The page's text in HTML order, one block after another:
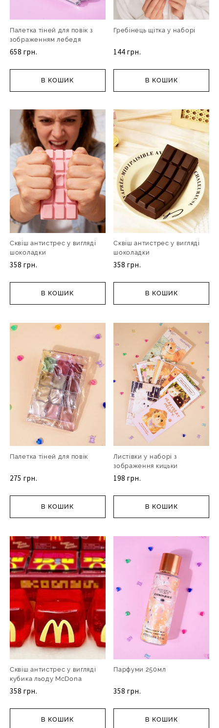
Палетка тіней для повік з
зображенням лебедя
658 грн.
В КОШИК
Гребінець щітка у наборі
144 грн.
В КОШИК
Сквіш антистрес у вигляді
шоколадки
358 грн.
В КОШИК
Сквіш антистрес у вигляді
шоколадки
358 грн.
В КОШИК
Палетка тіней для повік
275 грн.
В КОШИК
Листівки у наборі з
зображення кицьки
198 грн.
В КОШИК
Сквіш антистрес у вигляді
кубика льоду McDona
358 грн.
В КОШИК
Парфуми 250мл
358 грн.
В КОШИК